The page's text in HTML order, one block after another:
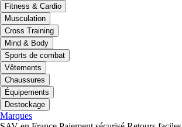
Fitness & Cardio
Musculation
Cross Training
Mind & Body
Sports de combat
Vêtements
Chaussures
Équipements
Destockage
Marques